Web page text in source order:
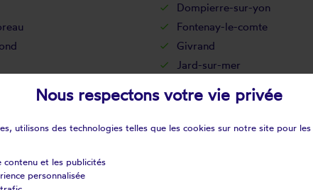
Dompierre-sur-yon
Fontenay-le-comte
Givrand
Jard-sur-mer
saint-hilaire La chaize-giraud
aux-lys La chapelle-hermier
Nous respectons votre vie privée
utilisons des technologies telles que les cookies sur notre site pour
contenu et les publicités
personnalisée